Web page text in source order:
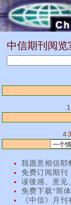
中信期刊阅览
我愿意相信耶
免费订阅期刊
读後感、意见
免费下载"简
《中信》月刊